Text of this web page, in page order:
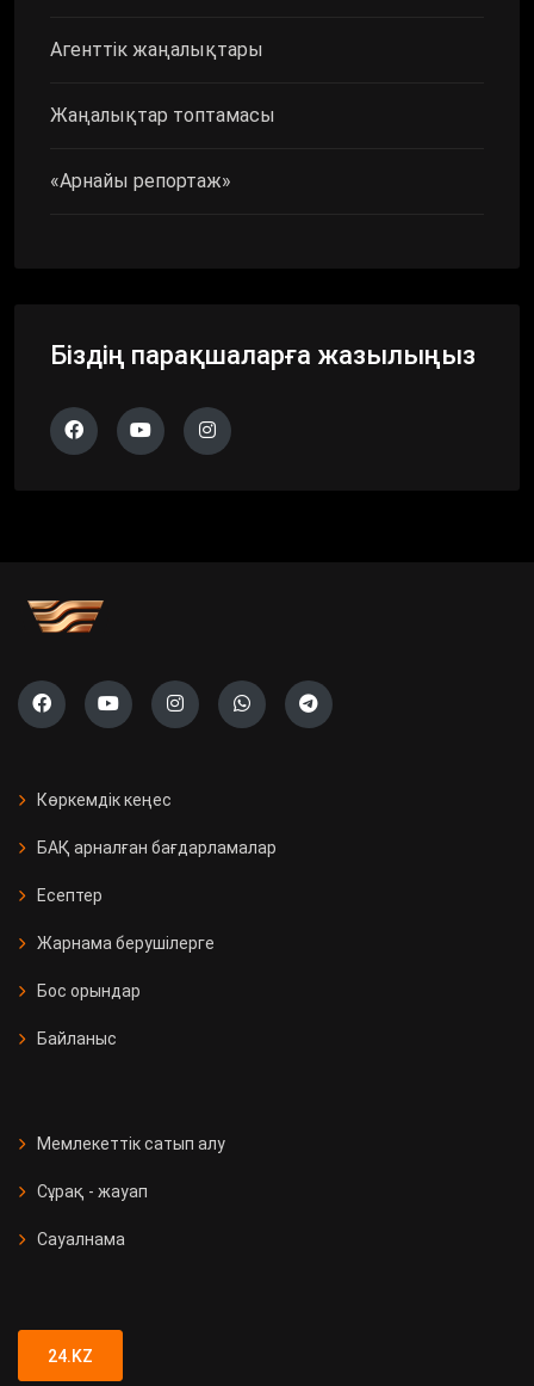
Агенттік жаңалықтары
Жаңалықтар топтамасы
«Арнайы репортаж»
Біздің парақшаларға жазылыңыз
Көркемдік кеңес
БАҚ арналған бағдарламалар
Есептер
Жарнама берушілерге
Бос орындар
Байланыс
Мемлекеттік сатып алу
Сұрақ - жауап
Сауалнама
24.KZ